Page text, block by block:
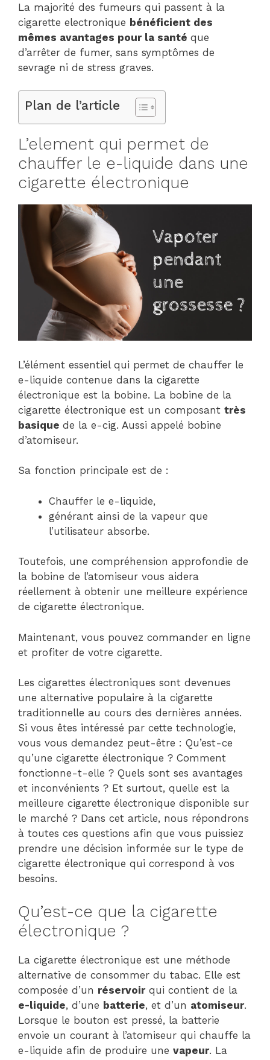
La majorité des fumeurs qui passent à la
cigarette electronique bénéficient des
mêmes avantages pour la santé que
d’arrêter de fumer, sans symptômes de
sevrage ni de stress graves.
Plan de l’article
L’element qui permet de
chauffer le e-liquide dans une
cigarette électronique
L’élément essentiel qui permet de chauffer le
e-liquide contenue dans la cigarette
électronique est la bobine. La bobine de la
cigarette électronique est un composant très
basique de la e-cig. Aussi appelé bobine
d’atomiseur.
Sa fonction principale est de :
Chauffer le e-liquide,
générant ainsi de la vapeur que
l’utilisateur absorbe.
Toutefois, une compréhension approfondie de
la bobine de l’atomiseur vous aidera
réellement à obtenir une meilleure expérience
de cigarette électronique.
Maintenant, vous pouvez commander en ligne
et profiter de votre cigarette.
Les cigarettes électroniques sont devenues
une alternative populaire à la cigarette
traditionnelle au cours des dernières années.
Si vous êtes intéressé par cette technologie,
vous vous demandez peut-être : Qu’est-ce
qu’une cigarette électronique ? Comment
fonctionne-t-elle ? Quels sont ses avantages
et inconvénients ? Et surtout, quelle est la
meilleure cigarette électronique disponible sur
le marché ? Dans cet article, nous répondrons
à toutes ces questions afin que vous puissiez
prendre une décision informée sur le type de
cigarette électronique qui correspond à vos
besoins.
Qu’est-ce que la cigarette
électronique ?
La cigarette électronique est une méthode
alternative de consommer du tabac. Elle est
composée d’un réservoirqui contient de la
e-liquide, d’une batterie, et d’un atomiseur.
Lorsque le bouton est pressé, la batterie
envoie un courant à l’atomiseur qui chauffe la
e-liquide afin de produire une vapeur. La